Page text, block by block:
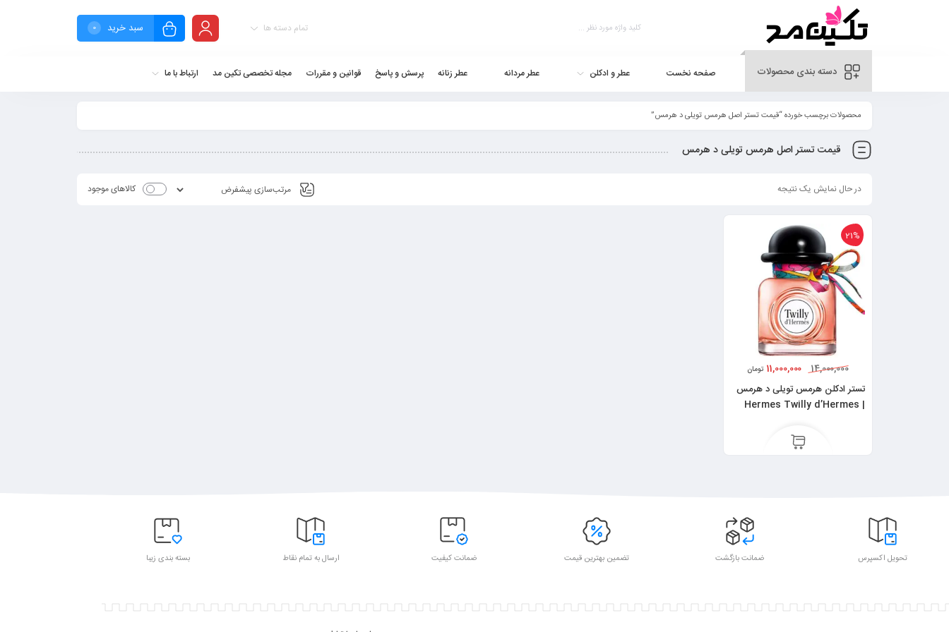
سبد خرید 0 تمام دسته ها
دسته بندی محصولات صفحه نخست عطر و ادکلن عطر مردانه عطر زنانه پرسش و پاسخ قوانین و مقررات مجله تخصصی تکین مد ارتباط با ما
محصولات برچسب خورده “قیمت تستر اصل هرمس تویلی د هرمس”
قیمت تستر اصل هرمس تویلی د هرمس
در حال نمایش یک نتیجه کالاهای موجود
21%
14,000,000
11,000,000 تومان
تستر ادکلن هرمس تویلی د هرمس
| Hermes Twilly d’Hermes
تحویل اکسپرس ضمانت بازگشت تضمین بهترین قیمت ضمانت کیفیت ارسال به تمام نقاط بسته بندی زیبا